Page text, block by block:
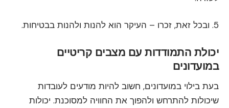
5. ובכל זאת, זכרו – העיקר הוא להנות ולהנות בבטיחות.
יכולת התמודדות עם מצבים קריטיים
במועדונים
בעת בילוי במועדונים, חשוב להיות מודעים לעובדות
שיכולות להתרחש ולהפוך את החוויה למסוכנת. יכולות